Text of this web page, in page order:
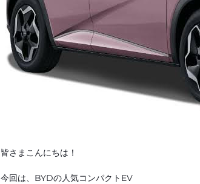
皆さまこんにちは！
今回は、BYDの人気コンパクトEV